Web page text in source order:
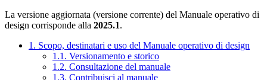
La versione aggiornata (versione corrente) del Manuale operativo di
design corrisponde alla 2025.1.
1. Scopo, destinatari e uso del Manuale operativo di design
1.1. Versionamento e storico
1.2. Consultazione del manuale
1.3. Contribuisci al manuale